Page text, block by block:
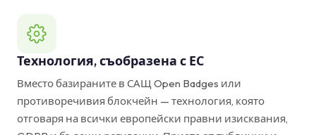
Технология, съобразена с ЕС
Вместо базираните в САЩ Open Badges или
противоречивия блокчейн — технология, която
отговаря на всички европейски правни изисквания,